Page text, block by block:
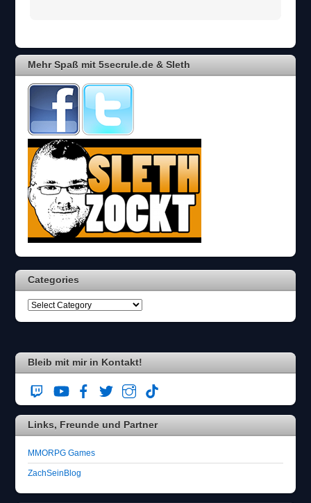
i
n
h
?
a
n
n
ä
h
l
n
i
t
e
d
a
s
l
g
Mehr Spaß mit 5secrule.de & Sleth
Categories
Bleib mit mir in Kontakt!
Links, Freunde und Partner
MMORPG Games
ZachSeinBlog